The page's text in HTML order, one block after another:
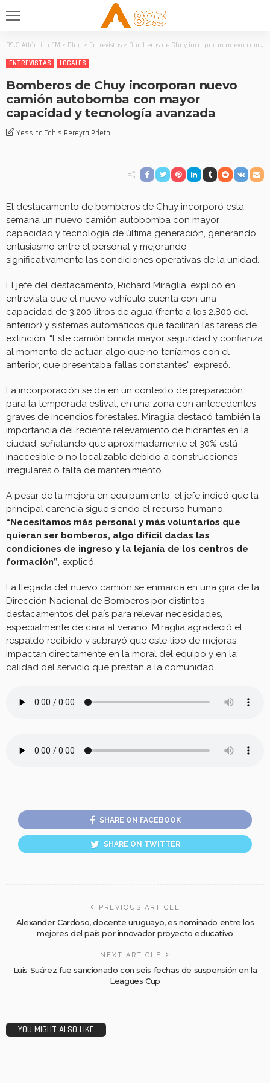
89.3 Atlántica FM > Blog > Entrevistas > Bomberos de Chuy incorporan nuevo camión autobomba con mayor capacidad y tecnología avanzada
ENTREVISTAS
LOCALES
Bomberos de Chuy incorporan nuevo
camión autobomba con mayor
capacidad y tecnología avanzada
Yessica Tahis Pereyra Prieto
El destacamento de bomberos de Chuy incorporó esta
semana un nuevo camión autobomba con mayor
capacidad y tecnología de última generación, generando
entusiasmo entre el personal y mejorando
significativamente las condiciones operativas de la unidad.
El jefe del destacamento, Richard Miraglia, explicó en
entrevista que el nuevo vehículo cuenta con una
capacidad de 3.200 litros de agua (frente a los 2.800 del
anterior) y sistemas automáticos que facilitan las tareas de
extinción. “Este camión brinda mayor seguridad y confianza
al momento de actuar, algo que no teníamos con el
anterior, que presentaba fallas constantes”, expresó.
La incorporación se da en un contexto de preparación
para la temporada estival, en una zona con antecedentes
graves de incendios forestales. Miraglia destacó también la
importancia del reciente relevamiento de hidrantes en la
ciudad, señalando que aproximadamente el 30% está
inaccesible o no localizable debido a construcciones
irregulares o falta de mantenimiento.
A pesar de la mejora en equipamiento, el jefe indicó que la
principal carencia sigue siendo el recurso humano.
“Necesitamos más personal y más voluntarios que
quieran ser bomberos, algo difícil dadas las
condiciones de ingreso y la lejanía de los centros de
formación”, explicó.
La llegada del nuevo camión se enmarca en una gira de la
Dirección Nacional de Bomberos por distintos
destacamentos del país para relevar necesidades,
especialmente de cara al verano. Miraglia agradeció el
respaldo recibido y subrayó que este tipo de mejoras
impactan directamente en la moral del equipo y en la
calidad del servicio que prestan a la comunidad.
SHARE ON FACEBOOK
SHARE ON TWITTER
PREVIOUS ARTICLE
Alexander Cardoso, docente uruguayo, es nominado entre los
mejores del país por innovador proyecto educativo
NEXT ARTICLE
Luis Suárez fue sancionado con seis fechas de suspensión en la
Leagues Cup
YOU MIGHT ALSO LIKE